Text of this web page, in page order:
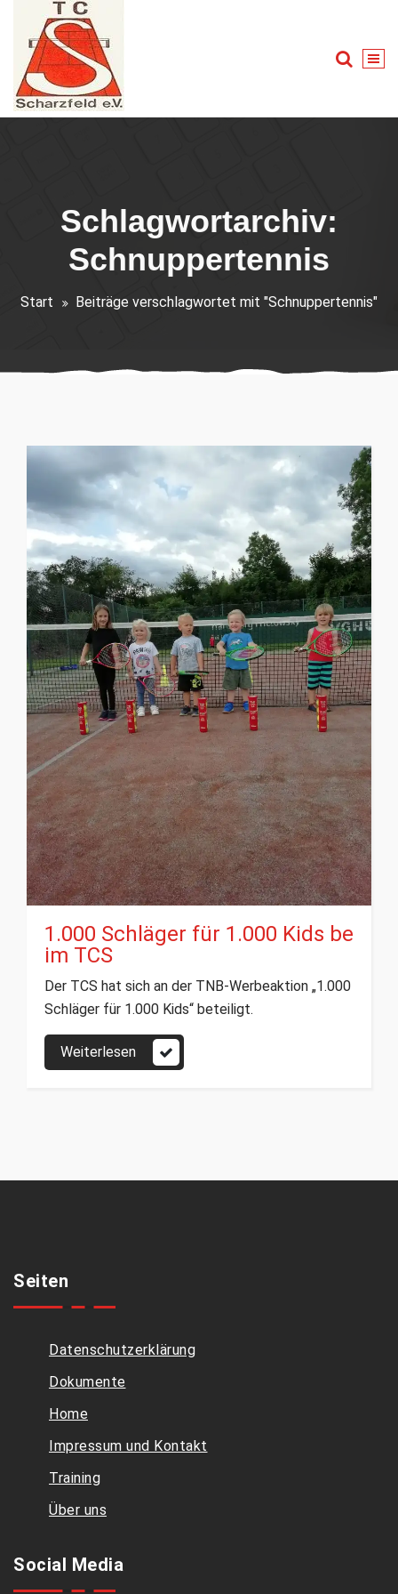
springen
Schlagwortarchiv:
Schnuppertennis
Start Beiträge verschlagwortet mit "Schnuppertennis"
1.000 Schläger für 1.000 Kids be
im TCS
Der TCS hat sich an der TNB-Werbeaktion „1.000
Schläger für 1.000 Kids“ beteiligt.
Weiterlesen
Seiten
Datenschutzerklärung
Dokumente
Home
Impressum und Kontakt
Training
Über uns
Social Media